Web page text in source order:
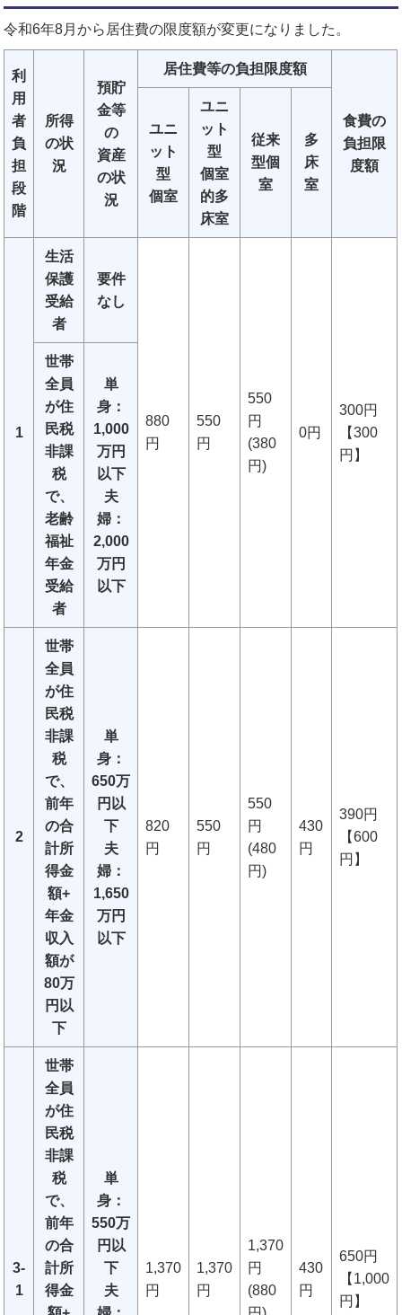
令和6年8月から居住費の限度額が変更になりました。
利
用
者
負
担
段
階
所得
の状
況
預貯
金等
の
資産
の状
況
居住費等の負担限度額
食費の
負担限
度額
ユニ
ット
型
個室
ユニ
ット
型
個室
的多
床室
従来
型個
室
多
床
室
1
生活
保護
受給
者
要件
なし
880
円
550
円
550
円
(380
円)
0円
300円
【300
円】
世帯
全員
が住
民税
非課
税
で、
老齢
福祉
年金
受給
者
単
身：
1,000
万円
以下
夫
婦：
2,000
万円
以下
2
世帯
全員
が住
民税
非課
税
で、
前年
の合
計所
得金
額+
年金
収入
額が
80万
円以
下
単
身：
650万
円以
下
夫
婦：
1,650
万円
以下
820
円
550
円
550
円
(480
円)
430
円
390円
【600
円】
3-
1
世帯
全員
が住
民税
非課
税
で、
前年
の合
計所
得金
単
身：
550万
円以
下
夫
1,370
円
1,370
円
1,370
円
(880
430
円
650円
【1,000
円】